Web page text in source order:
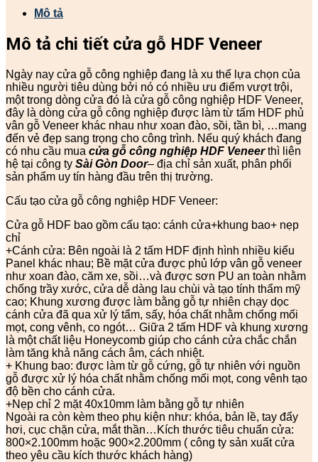
Mô tả
Mô tả chi tiết cửa gỗ HDF Veneer
Ngày nay cửa gỗ công nghiệp đang là xu thế lựa chọn của
nhiều người tiêu dùng bởi nó có nhiều ưu điểm vượt trội,
một trong dòng cửa đó là cửa gỗ công nghiệp HDF Veneer,
đây là dòng cửa gỗ công nghiệp được làm từ tấm HDF phủ
vân gỗ Veneer khác nhau như xoan đào, sồi, tần bì, …mang
đến vẻ đẹp sang trọng cho công trình. Nếu quý khách đang
có nhu cầu mua cửa gỗ công nghiệp HDF Veneerthì liên
hệ tại công ty Sài Gòn Door– địa chỉ sản xuất, phân phối
sản phẩm uy tín hàng đầu trên thị trường.
Cấu tạo cửa gỗ công nghiệp HDF Veneer:
Cửa gỗ HDF bao gồm cấu tạo: cánh cửa+khung bao+ nẹp
chỉ
+Cánh cửa: Bên ngoài là 2 tấm HDF định hình nhiều kiểu
Panel khác nhau; Bề mặt cửa được phủ lớp vân gỗ veneer
như xoan đào, căm xe, sồi…và được sơn PU an toàn nhằm
chống trầy xước, cửa dễ dàng lau chùi và tạo tính thẩm mỹ
cao; Khung xương được làm bằng gỗ tự nhiên chạy dọc
cánh cửa đã qua xử lý tẩm, sấy, hóa chất nhằm chống mối
mọt, cong vênh, co ngót… Giữa 2 tấm HDF và khung xương
là một chất liệu Honeycomb giúp cho cánh cửa chắc chắn
làm tăng khả năng cách âm, cách nhiệt.
+ Khung bao: được làm từ gỗ cứng, gỗ tự nhiên với nguồn
gỗ được xử lý hóa chất nhằm chống mối mọt, cong vênh tạo
độ bền cho cánh cửa.
+Nẹp chỉ 2 mặt 40x10mm làm bằng gỗ tự nhiên
Ngoài ra còn kèm theo phụ kiện như: khóa, bản lề, tay đẩy
hơi, cục chặn cửa, mắt thần…Kích thước tiêu chuẩn cửa:
800×2.100mm hoặc 900×2.200mm ( công ty sản xuất cửa
theo yêu cầu kích thước khách hàng)